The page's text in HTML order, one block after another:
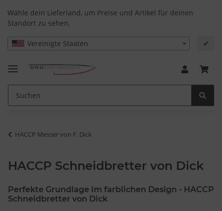
Wähle dein Lieferland, um Preise und Artikel für deinen
Standort zu sehen.
Vereinigte Staaten ✔
HACCP Messer von F. Dick
HACCP Schneidbretter von Dick
Perfekte Grundlage im farblichen Design - HACCP
Schneidbretter von Dick